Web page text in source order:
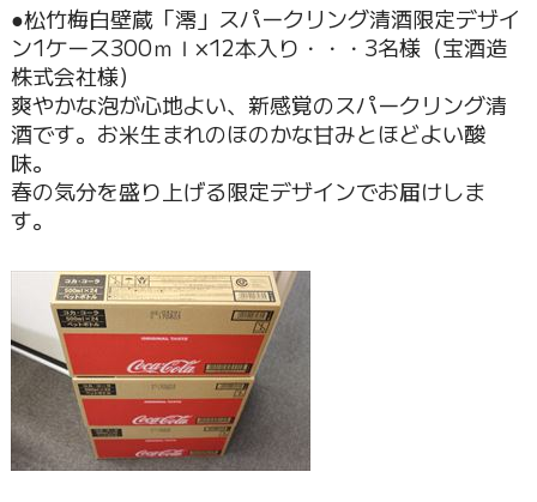
●松竹梅白壁蔵「澪」スパークリング清酒限定デザイ
ン1ケース300ｍｌ×12本入り・・・3名様（宝酒造
株式会社様）
爽やかな泡が心地よい、新感覚のスパークリング清
酒です。お米生まれのほのかな甘みとほどよい酸
味。
春の気分を盛り上げる限定デザインでお届けしま
す。